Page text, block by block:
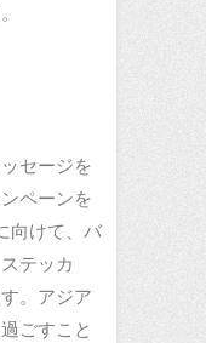
セージを
ペーンを
向けて、バ
テッカ
。アジア
ごすこと